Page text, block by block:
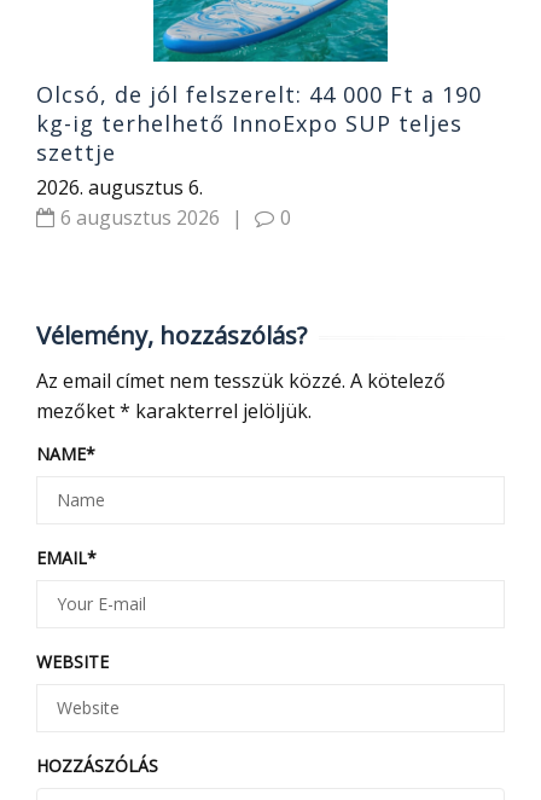
Olcsó, de jól felszerelt: 44 000 Ft a 190
kg-ig terhelhető InnoExpo SUP teljes
szettje
2026. augusztus 6.
6 augusztus 2026
| 0
Vélemény, hozzászólás?
Az email címet nem tesszük közzé. A kötelező
mezőket* karakterrel jelöljük.
NAME*
EMAIL*
WEBSITE
HOZZÁSZÓLÁS